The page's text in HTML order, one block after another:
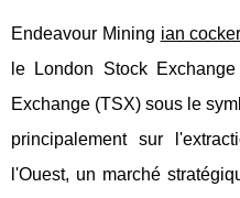
Endeavour Mining ian
le London Stock
Exchange (TSX) sous le
principalement sur
l'Ouest, un marché